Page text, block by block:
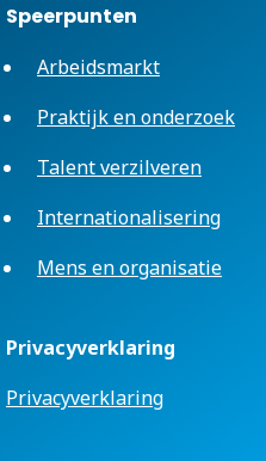
Speerpunten
Arbeidsmarkt
Praktijk en onderzoek
Talent verzilveren
Internationalisering
Mens en organisatie
Privacyverklaring
Privacyverklaring